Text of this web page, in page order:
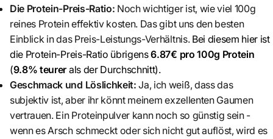
Die Protein-Preis-Ratio: Noch wichtiger ist, wie viel 100g
reines Protein effektiv kosten. Das gibt uns den besten
Einblick in das Preis-Leistungs-Verhältnis. Bei diesem hier ist
die Protein-Preis-Ratio übrigens6.87€ pro 100g Protein
(9.8% teurer als der Durchschnitt).
Geschmack und Löslichkeit: Ja, ich weiß, dass das
subjektiv ist, aber ihr könnt meinem exzellenten Gaumen
vertrauen. Ein Proteinpulver kann noch so günstig sein -
wenn es Arsch schmeckt oder sich nicht gut auflöst, wird es